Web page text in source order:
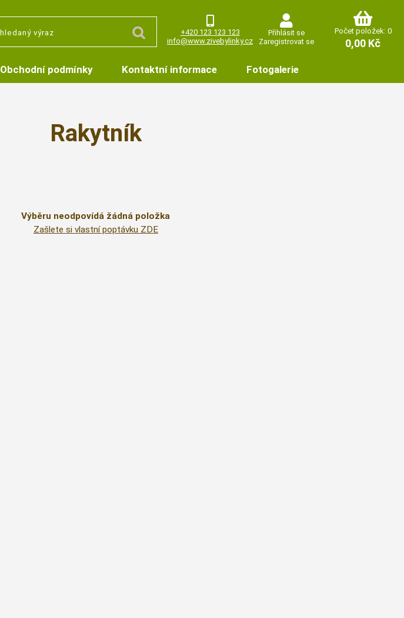
+420 123 123 123
info@www.zivebylinky.cz
Přihlásit se
Zaregistrovat se
Počet položek: 0
0,00 Kč
Obchodní podmínky Kontaktní informace Fotogalerie
Rakytník
Výběru neodpovídá žádná položka
Zašlete si vlastní poptávku ZDE